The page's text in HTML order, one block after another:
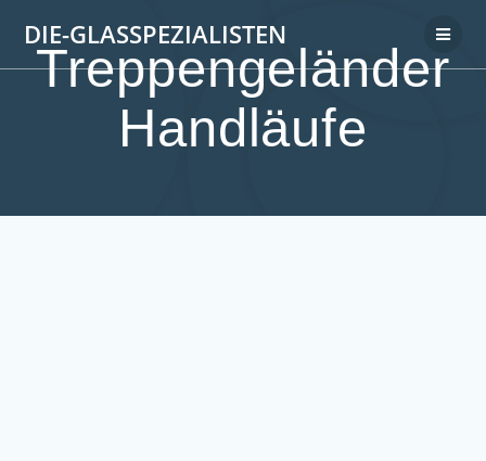
DIE-GLASSPEZIALISTEN
Treppengeländer
Handläufe